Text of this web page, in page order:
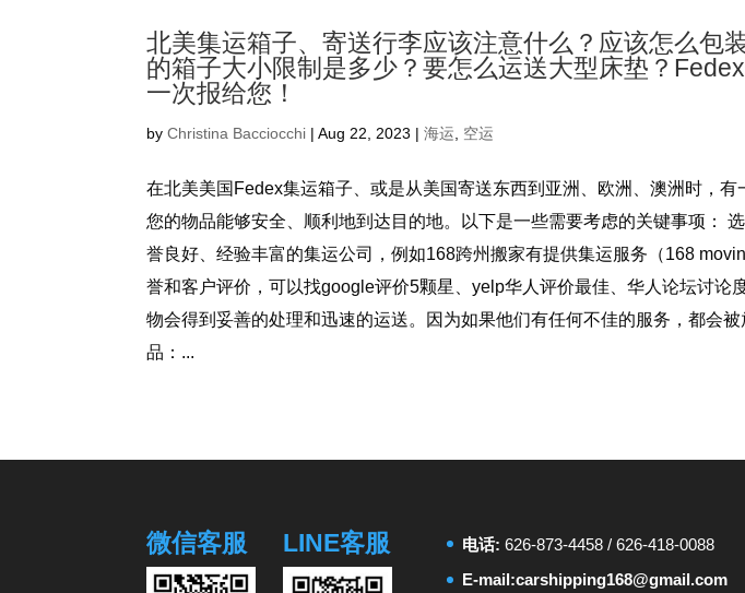
北美集运箱子、寄送行李应该注意什么？应该怎么包
的箱子大小限制是多少？要怎么运送大型床垫？
一次报给您！
byChristina Bacciocchi |Aug 22, 2023 |海运 空运
在北美美国Fedex集运箱子、或是从美国寄送东西到亚洲、欧洲、澳洲时，
您的物品能够安全、顺利地到达目的地。以下是一些需要考虑的关键事项：
誉良好、经验丰富的集运公司，例如168跨州搬家有提供集运服务（168
誉和客户评价，可以找google评价5颗星、yelp华人评价最佳、华人论坛讨论
物会得到妥善的处理和迅速的运送。因为如果他们有任何不佳的服务，都会
品：...
微信客服 LINE客服 电话:626-873-4458 /626-418-0088
E-mail:carshipping168@gmail.com